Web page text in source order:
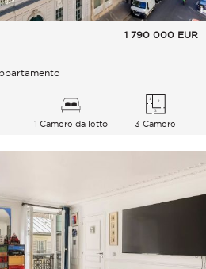
1 790 000 EUR
1 Camere da letto 3 Camere